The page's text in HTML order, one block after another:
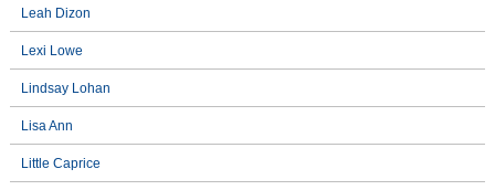
Leah Dizon
Lexi Lowe
Lindsay Lohan
Lisa Ann
Little Caprice